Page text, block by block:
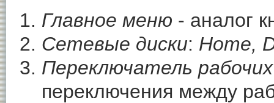
Главное меню - аналог
Сетевые диски: Home,
Переключатель
переключения между